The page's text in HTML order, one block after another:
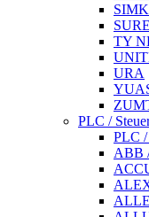
TY
URA
PLC /
PLC /
ABB